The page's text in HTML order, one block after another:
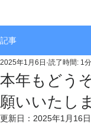
記事
本年もどう
願いいたし
2025年1月6日 読了時間: 1分
更新日： 2025年1月16日